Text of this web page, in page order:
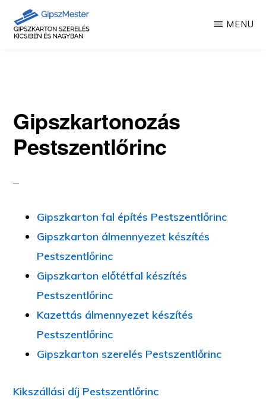
MENU
Gipszkartonozás
Pestszentlőrinc
Gipszkarton fal építés Pestszentlőrinc
Gipszkarton álmennyezet készítés
Pestszentlőrinc
Gipszkarton előtétfal készítés
Pestszentlőrinc
Kazettás álmennyezet készítés
Pestszentlőrinc
Gipszkarton szerelés Pestszentlőrinc
Kikszállási díj Pestszentlőrinc